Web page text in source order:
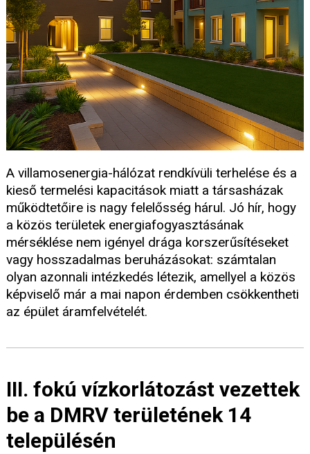
A villamosenergia-hálózat rendkívüli terhelése és a
kieső termelési kapacitások miatt a társasházak
működtetőire is nagy felelősség hárul. Jó hír, hogy
a közös területek energiafogyasztásának
mérséklése nem igényel drága korszerűsítéseket
vagy hosszadalmas beruházásokat: számtalan
olyan azonnali intézkedés létezik, amellyel a közös
képviselő már a mai napon érdemben csökkentheti
az épület áramfelvételét.
III. fokú vízkorlátozást vezettek
be a DMRV területének 14
településén